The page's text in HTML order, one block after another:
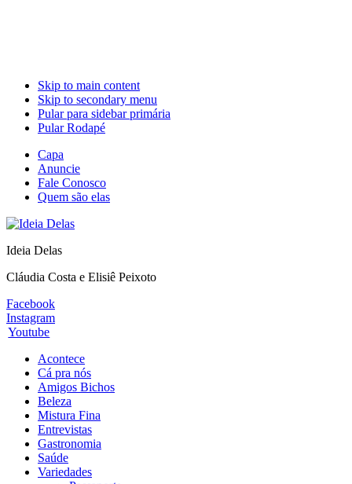
Skip to main content
Skip to secondary menu
Pular para sidebar primária
Pular Rodapé
Capa
Anuncie
Fale Conosco
Quem são elas
Ideia Delas
Cláudia Costa e Elisiê Peixoto
Facebook
Instagram
Youtube
Acontece
Cá pra nós
Amigos Bichos
Beleza
Mistura Fina
Entrevistas
Gastronomia
Saúde
Variedades